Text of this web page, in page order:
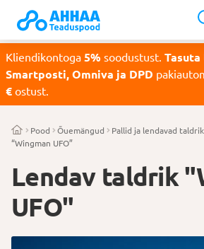
Kliendikontoga 5% soodustust. Tasuta
Smartposti, Omniva ja DPD
€ ostust.
Pood Õuemängud Pallid ja lendavad
“Wingman UFO”
Lendav taldrik
UFO"